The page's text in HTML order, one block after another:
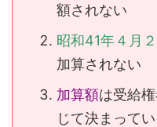
額されない
昭和41年４月
加算されない
加算額は受給
じて決まって